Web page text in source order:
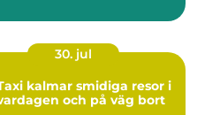
30. jul
kalmar smidiga resor i
och på väg bort